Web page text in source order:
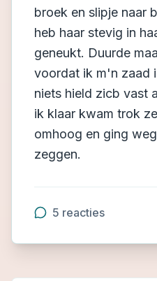
broek en slipje naar
heb haar stevig in
geneukt. Duurde
voordat ik m'n zaad
niets hield zicb vast
ik klaar kwam trok
omhoog en ging
zeggen.
5 reacties